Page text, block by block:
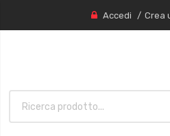
Accedi Crea